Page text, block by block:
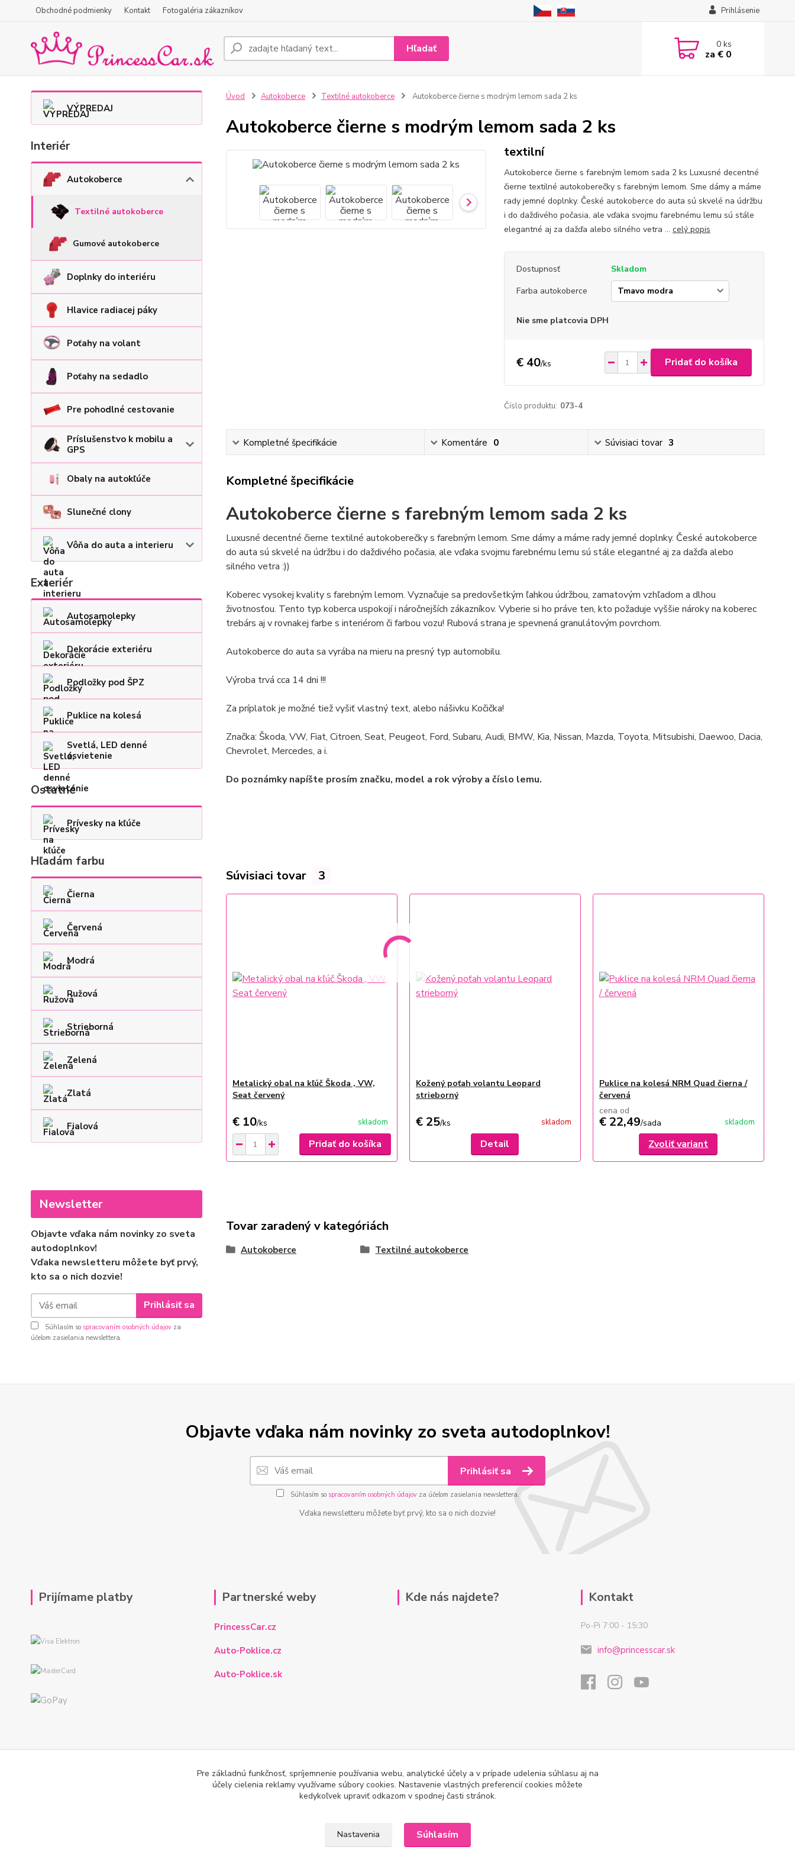
Obchodné podmienky Kontakt Fotogaléria zákazníkov Prihlásenie
Hľadať 0ks
za € 0
VÝPREDAJ
Interiér
Autokoberce
Textilné autokoberce
Gumové autokoberce
Doplnky do interiéru
Hlavice radiacej páky
Poťahy na volant
Poťahy na sedadlo
Pre pohodlné cestovanie
Príslušenstvo k mobilu a
GPS
Obaly na autokľúče
Slunečné clony
Vôňa do auta a interieru
Exteriér
Autosamolepky
Dekorácie exteriéru
Podložky pod ŠPZ
Puklice na kolesá
Svetlá, LED denné
osvietenie
Ostatné
Prívesky na kľúče
Hľadám farbu
Čierna
Červená
Modrá
Ružová
Strieborná
Zelená
Zlatá
Fialová
Newsletter
Objavte vďaka nám novinky zo sveta
autodoplnkov!
Vďaka newsletteru môžete byť prvý,
kto sa o nich dozvie!
Prihlásiť sa
Súhlasím so spracovaním osobných údajov za
účelom zasielania newslettera.
Úvod Autokoberce Textilné autokoberce Autokoberce čierne s modrým lemom sada 2 ks
Autokoberce čierne s modrým lemom sada 2 ks
textilní
Autokoberce čierne s farebným lemom sada 2 ks Luxusné decentné
čierne textilné autokoberečky s farebným lemom. Sme dámy a máme
rady jemné doplnky. České autokoberce do auta sú skvelé na údržbu
i do daždivého počasia, ale vďaka svojmu farebnému lemu sú stále
elegantné aj za dažďa alebo silného vetra ... celý popis
Dostupnosť
Skladom
Farba autokoberce
Nie sme platcovia DPH
€ 40/ks Pridať do košíka
Číslo produktu: 073-4
Kompletné špecifikácie Komentáre 0 Súvisiaci tovar 3
Kompletné špecifikácie
Autokoberce čierne s farebným lemom sada 2 ks
Luxusné decentné čierne textilné autokoberečky s farebným lemom. Sme dámy a máme rady jemné doplnky. České autokoberce
do auta sú skvelé na údržbu i do daždivého počasia, ale vďaka svojmu farebnému lemu sú stále elegantné aj za dažďa alebo
silného vetra :))
Koberec vysokej kvality s farebným lemom. Vyznačuje sa predovšetkým ľahkou údržbou, zamatovým vzhľadom a dlhou
životnosťou. Tento typ koberca uspokojí i náročnejších zákazníkov. Vyberie si ho práve ten, kto požaduje vyššie nároky na koberec
trebárs aj v rovnakej farbe s interiérom či farbou vozu! Rubová strana je spevnená granulátovým povrchom.
Autokoberce do auta sa vyrába na mieru na presný typ automobilu.
Výroba trvá cca 14 dni !!!
Za príplatok je možné tiež vyšiť vlastný text, alebo nášivku Kočička!
Značka: Škoda, VW, Fiat, Citroen, Seat, Peugeot, Ford, Subaru, Audi, BMW, Kia, Nissan, Mazda, Toyota, Mitsubishi, Daewoo, Dacia,
Chevrolet, Mercedes, a i.
Do poznámky napíšte prosím značku, model a rok výroby a číslo lemu.
Súvisiaci tovar 3
Metalický obal na kľúč Škoda , VW,
Seat červený
€ 10/ks skladom
Pridať do košíka
Kožený poťah volantu Leopard
strieborný
€ 25/ks skladom
Detail
Puklice na kolesá NRM Quad čierna /
červená
cena od
€ 22,49/sada skladom
Zvoliť variant
Tovar zaradený v kategóriách
Autokoberce Textilné autokoberce
Objavte vďaka nám novinky zo sveta autodoplnkov!
Prihlásiť sa
Súhlasím so spracovaním osobných údajovza účelom zasielania newslettera.
Vďaka newsletteru môžete byť prvý, kto sa o nich dozvie!
Prijímame platby Partnerské weby
PrincessCar.cz
Auto-Poklice.cz
Auto-Poklice.sk
Kde nás najdete? Kontakt
Po-Pi 7:00 - 15:30
info@princesscar.sk
Pre základnú funkčnosť, spríjemnenie používania webu, analytické účely a v prípade udelenia súhlasu aj na
účely cielenia reklamy využívame súbory cookies. Nastavenie vlastných preferencií cookies môžete
kedykoľvek upraviť odkazom v spodnej časti stránok.
Nastavenia Súhlasím